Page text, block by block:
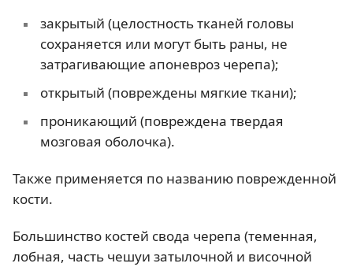
закрытый (целостность тканей головы
сохраняется или могут быть раны, не
затрагивающие апоневроз черепа);
открытый (повреждены мягкие ткани);
проникающий (повреждена твердая
мозговая оболочка).
Также применяется по названию поврежденной
кости.
Большинство костей свода черепа (теменная,
лобная, часть чешуи затылочной и височной